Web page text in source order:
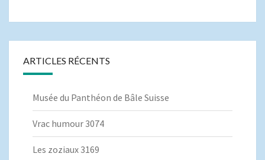
ARTICLES RÉCENTS
Musée du Panthéon de Bâle Suisse
Vrac humour 3074
Les zoziaux 3169